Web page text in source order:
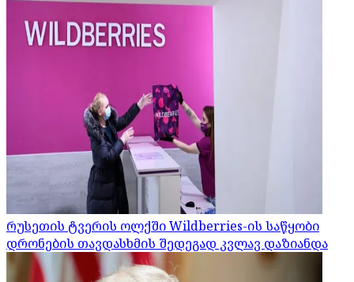
რუსეთის ტვერის ოლქში Wildberries-ის საწყობი
დრონების თავდასხმის შედეგად კვლავ დაზიანდა